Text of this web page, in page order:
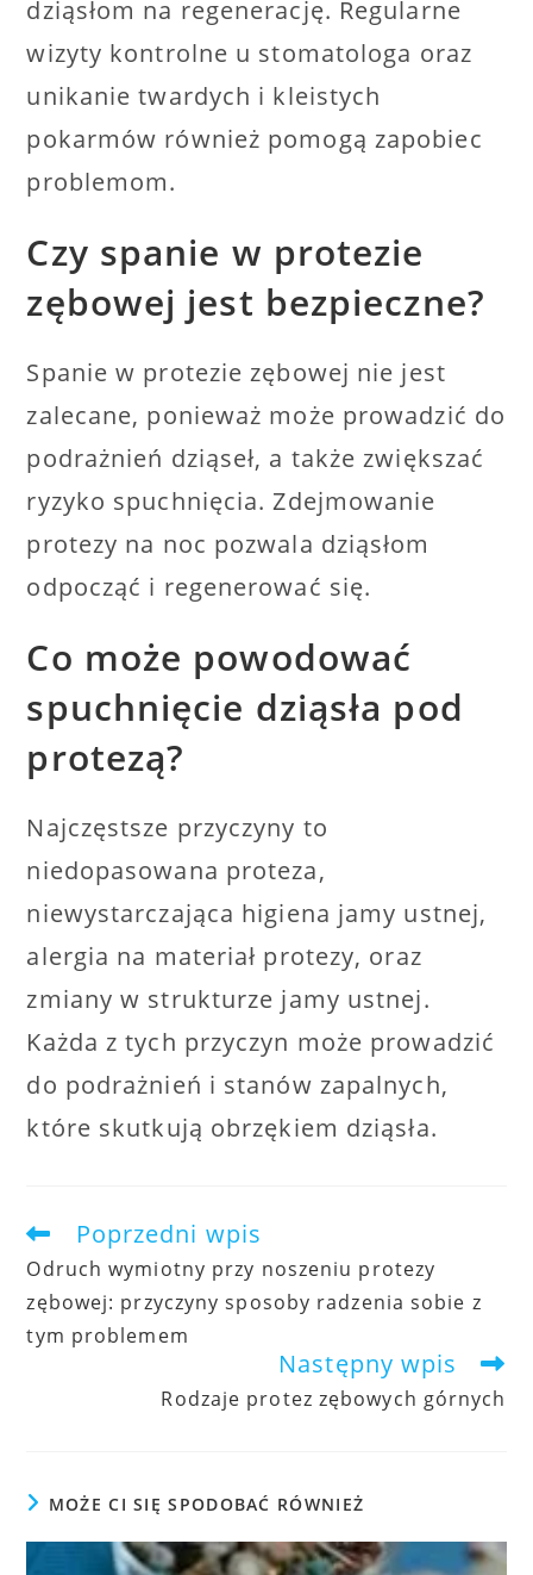
dziąsłom na regenerację. Regularne
wizyty kontrolne u stomatologa oraz
unikanie twardych i kleistych
pokarmów również pomogą zapobiec
problemom.
Czy spanie w protezie
zębowej jest bezpieczne?
Spanie w protezie zębowej nie jest
zalecane, ponieważ może prowadzić do
podrażnień dziąseł, a także zwiększać
ryzyko spuchnięcia. Zdejmowanie
protezy na noc pozwala dziąsłom
odpocząć i regenerować się.
Co może powodować
spuchnięcie dziąsła pod
protezą?
Najczęstsze przyczyny to
niedopasowana proteza,
niewystarczająca higiena jamy ustnej,
alergia na materiał protezy, oraz
zmiany w strukturze jamy ustnej.
Każda z tych przyczyn może prowadzić
do podrażnień i stanów zapalnych,
które skutkują obrzękiem dziąsła.
artykułyPoprzedni wpis
Odruch wymiotny przy noszeniu protezy
zębowej: przyczyny sposoby radzenia sobie z
tym problemem
Następny wpis
Rodzaje protez zębowych górnych
MOŻE CI SIĘ SPODOBAĆ RÓWNIEŻ